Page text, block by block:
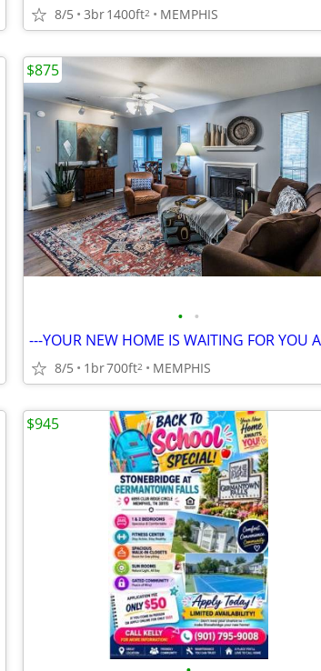
8/5 3br1400ft2 MEMPHIS
• •
8/5 1br700ft2 MEMPHIS
$875
$945